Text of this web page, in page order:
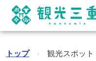
トップ › 観光スポット